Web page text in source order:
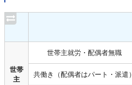
世帯
主
世帯主就労・配偶者無職
共働き（配偶者はパート・派遣）